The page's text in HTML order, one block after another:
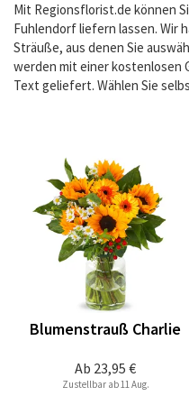
Mit Regionsflorist.de können
Fuhlendorf liefern lassen. Wir
Sträuße, aus denen Sie
werden mit einer kostenlosen
Text geliefert. Wählen Sie
Ab 23,95 €
Blumenstrauß Charlie
Zustellbar ab 11 Aug.